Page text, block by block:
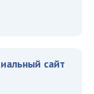
сайт